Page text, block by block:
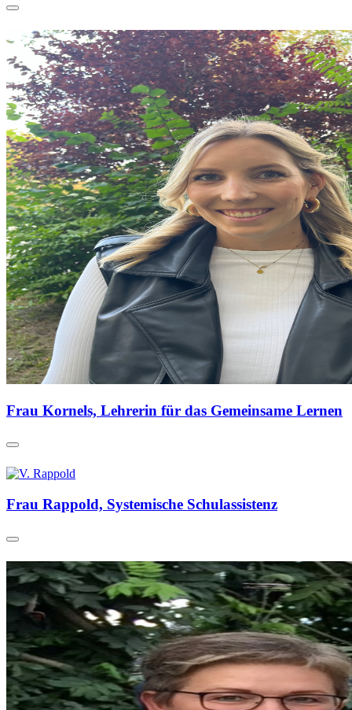
Frau Kornels, Lehrerin für das Gemeinsame Lernen
Frau Rappold, Systemische Schulassistenz